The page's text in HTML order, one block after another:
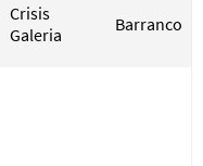
Crisis
Galeria
Barranco